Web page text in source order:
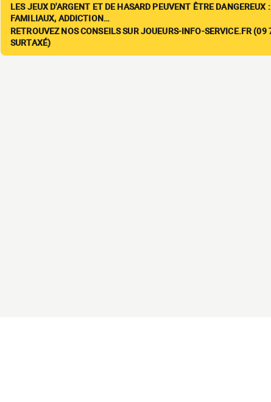
LES JEUX D'ARGENT ET DE HASARD PEUVENT ÊTRE DANGEREUX
FAMILIAUX, ADDICTION…
RETROUVEZ NOS CONSEILS SUR JOUEURS-INFO-SERVICE.FR
SURTAXÉ)